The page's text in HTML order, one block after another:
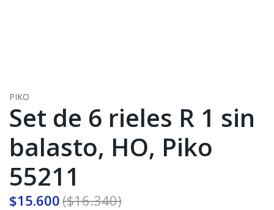
PIKO
Set de 6 rieles R 1 sin
balasto, HO, Piko
55211
$15.600($16.340)